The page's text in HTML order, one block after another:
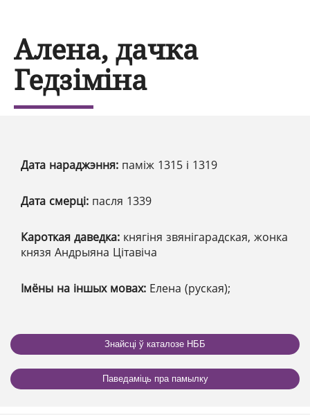
Алена, дачка
Гедзіміна
Дата нараджэння: паміж 1315 і 1319
Дата смерці: пасля 1339
Кароткая даведка: княгіня звянігарадская, жонка
князя Андрыяна Цітавіча
Імёны на іншых мовах: Елена (руская);
Знайсці ў каталозе НББ
Паведаміць пра памылку